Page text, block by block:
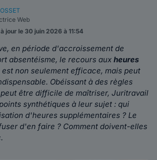
Web
jour le 30 juin 2026 à 11:54
en période d'accroissement de
absentéisme, le recours aux heures
est non seulement efficace, mais peut
Obéissant à des règles
être difficile de maîtriser, Juritravail
synthétiques à leur sujet : qui
d'heures supplémentaires ? Le
d'en faire ? Comment doivent-elles